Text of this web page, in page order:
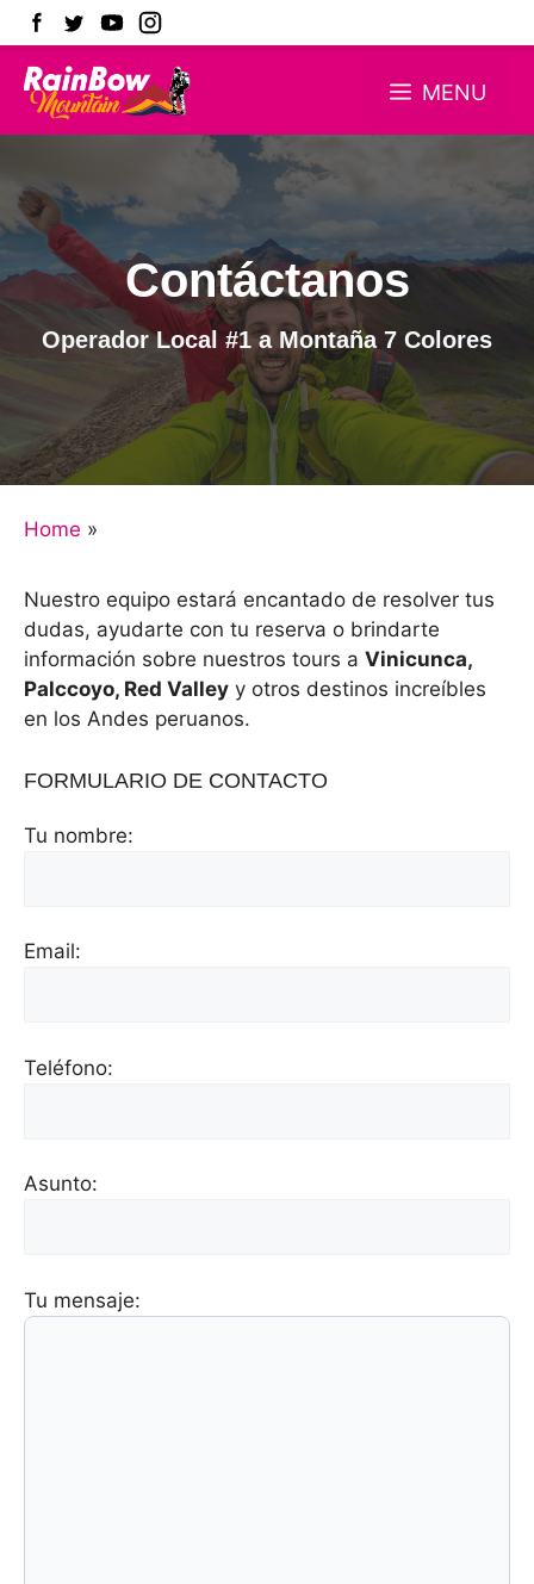
Skip
content
MENU
Contáctanos
Operador Local #1 a Montaña 7 Colores
Home »
Nuestro equipo estará encantado de resolver tus
dudas, ayudarte con tu reserva o brindarte
información sobre nuestros tours a Vinicunca,
Palccoyo, Red Valley y otros destinos increíbles
en los Andes peruanos.
FORMULARIO DE CONTACTO
Tu nombre:
Email:
Teléfono:
Asunto:
Tu mensaje: